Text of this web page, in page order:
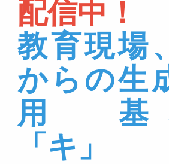
配信中！
教育現場
からの生
用 基
「キ」